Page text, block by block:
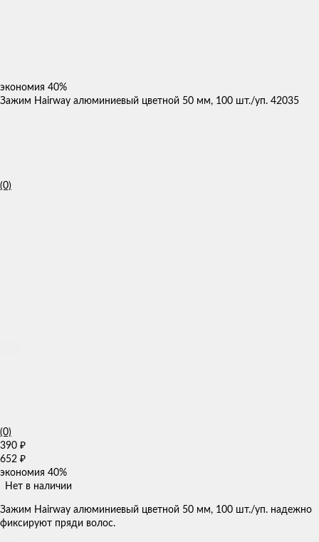
экономия 40%
Зажим Hairway алюминиевый цветной 50 мм, 100 шт./уп. 42035
(0)
(0)
390 ₽
652 ₽
экономия 40%
Нет в наличии
Зажим Hairway алюминиевый цветной 50 мм, 100 шт./уп. надежно
фиксируют пряди волос.